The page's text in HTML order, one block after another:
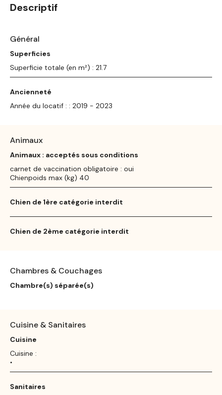
Descriptif
Général
Superficies
Superficie totale (en m²) : 21.7
Ancienneté
Année du locatif : : 2019 - 2023
Animaux
Animaux : acceptés sous conditions
carnet de vaccination obligatoire : oui
Chienpoids max (kg) 40
Chien de 1ère catégorie interdit
Chien de 2ème catégorie interdit
Chambres & Couchages
Chambre(s) séparée(s)
Cuisine & Sanitaires
Cuisine
Cuisine :
•
Sanitaires